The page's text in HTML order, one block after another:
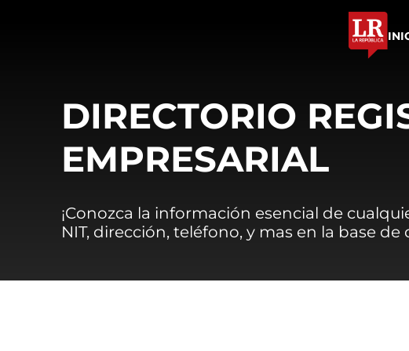
DIRECTORIO
EMPRESARIAL
¡Conozca la información esencial de
NIT, dirección, teléfono, y mas en la base